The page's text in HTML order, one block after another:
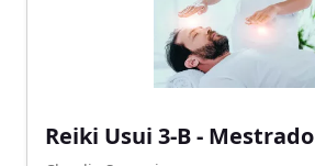
Reiki Usui 3-B - Mestrado